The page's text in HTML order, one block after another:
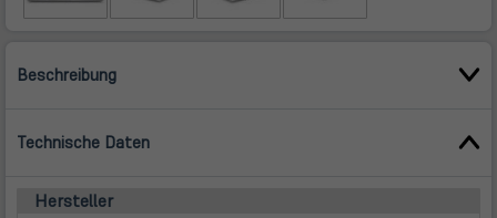
Beschreibung
Technische Daten
Hersteller